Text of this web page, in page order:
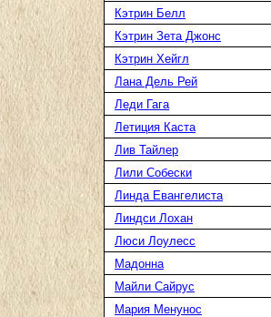
Кэтрин Белл
Кэтрин Зета Джонс
Кэтрин Хейгл
Лана Дель Рей
Леди Гага
Летиция Каста
Лив Тайлер
Лили Собески
Линда Евангелиста
Линдси Лохан
Люси Лоулесс
Мадонна
Майли Сайрус
Мария Менунос